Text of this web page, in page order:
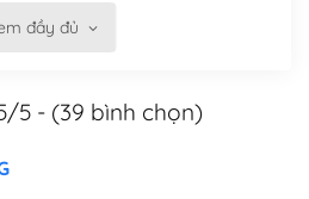
WordPress
đầy đủ
5 - (39 bình chọn)